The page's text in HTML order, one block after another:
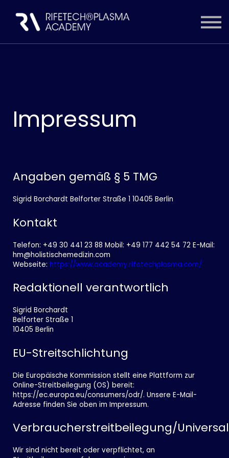
INHALTE
EINLOGGEN
Impressum
Angaben gemäß § 5 TMG
Sigrid Borchardt Belforter Straße 1 10405 Berlin
Kontakt
Telefon: +49 30 441 23 88 Mobil: +49 177 442 54 72 E-Mail:
hm@holistischemedizin.com
Webseite: https://www.academy.rifetechplasma.com/
Redaktionell verantwortlich
Sigrid Borchardt
Belforter Straße 1
10405 Berlin
EU-Streitschlichtung
Die Europäische Kommission stellt eine Plattform zur
Online-Streitbeilegung (OS) bereit:
https://ec.europa.eu/consumers/odr/. Unsere E-Mail-
Adresse finden Sie oben im Impressum.
Verbraucherstreitbeilegung/
Wir sind nicht bereit oder verpflichtet, an